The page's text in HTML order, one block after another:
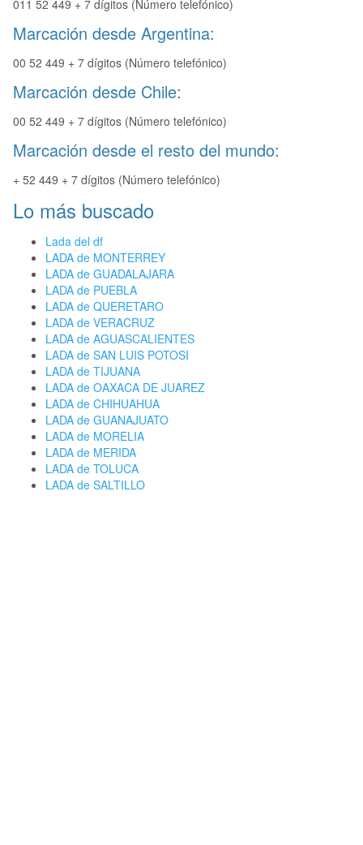
011 52 449 + 7 dígitos (Número telefónico)
Marcación desde Argentina:
00 52 449 + 7 dígitos (Número telefónico)
Marcación desde Chile:
00 52 449 + 7 dígitos (Número telefónico)
Marcación desde el resto del mundo:
+ 52 449 + 7 dígitos (Número telefónico)
Lo más buscado
Lada del df
LADA de MONTERREY
LADA de GUADALAJARA
LADA de PUEBLA
LADA de QUERETARO
LADA de VERACRUZ
LADA de AGUASCALIENTES
LADA de SAN LUIS POTOSI
LADA de TIJUANA
LADA de OAXACA DE JUAREZ
LADA de CHIHUAHUA
LADA de GUANAJUATO
LADA de MORELIA
LADA de MERIDA
LADA de TOLUCA
LADA de SALTILLO